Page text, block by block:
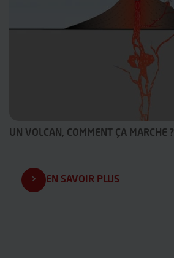
UN VOLCAN, COMMENT ÇA MARCHE ?
EN SAVOIR PLUS